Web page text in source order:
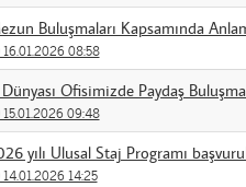
Buluşmaları Kapsamında
16.01.2026 08:58
Ofisimizde Paydaş
15.01.2026 09:48
yılı Ulusal Staj Programı
14.01.2026 14:25